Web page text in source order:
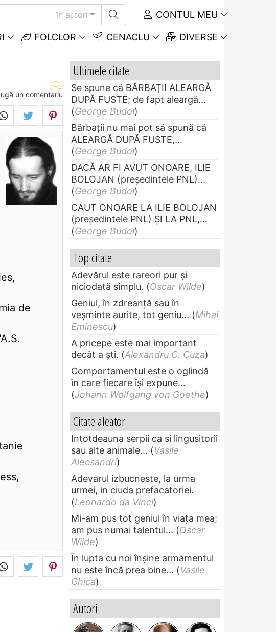
în autori CONTUL MEU
FOLCLOR CENACLU DIVERSE
un comentariu
de
Ultimele citate
Se spune că BĂRBAŢII ALEARGĂ
DUPĂ FUSTE; de fapt aleargă...
(George Budoi)
Bărbaţii nu mai pot să spună că
ALEARGĂ DUPĂ FUSTE,...
(George Budoi)
DACĂ AR FI AVUT ONOARE, ILIE
BOLOJAN (preşedintele PNL)...
(George Budoi)
CAUT ONOARE LA ILIE BOLOJAN
(preşedintele PNL) ŞI LA PNL,...
(George Budoi)
Top citate
Adevărul este rareori pur și
niciodată simplu. (Oscar Wilde)
Geniul, în zdreanţă sau în
veşminte aurite, tot geniu... (Mihai
Eminescu)
A pricepe este mai important
decât a ști. (Alexandru C. Cuza)
Comportamentul este o oglindă
în care fiecare își expune...
(Johann Wolfgang von Goethe)
Citate aleator
Intotdeauna serpii ca si lingusitorii
sau alte animale... (Vasile
Alecsandri)
Adevarul izbucneste, la urma
urmei, in ciuda prefacatoriei.
(Leonardo da Vinci)
Mi-am pus tot geniul în viața mea;
am pus numai talentul... (Oscar
Wilde)
În lupta cu noi înșine armamentul
nu este încă prea bine... (Vasile
Ghica)
Autori